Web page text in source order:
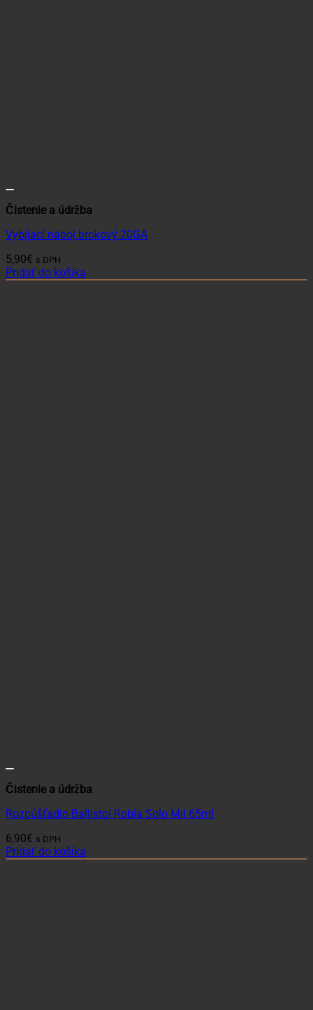
Čistenie a údržba
Vybíjací náboj brokový 20GA
5,90€ s DPH
Pridať do košíka
Čistenie a údržba
Rozpúšťadlo Ballistol Robla Solo Mil 65ml
6,90€ s DPH
Pridať do košíka